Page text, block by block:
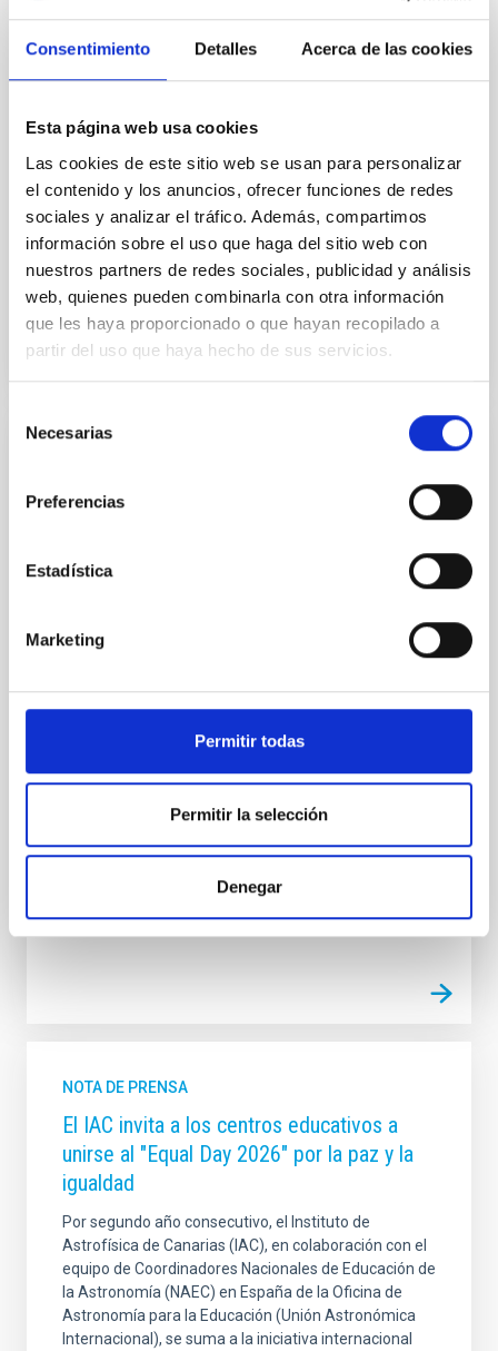
Consentimiento Detalles Acerca de las cookies
Esta página web usa cookies
Las cookies de este sitio web se usan para personalizar
el contenido y los anuncios, ofrecer funciones de redes
sociales y analizar el tráfico. Además, compartimos
información sobre el uso que haga del sitio web con
nuestros partners de redes sociales, publicidad y análisis
web, quienes pueden combinarla con otra información
que les haya proporcionado o que hayan recopilado a
partir del uso que haya hecho de sus servicios.
Necesarias
Preferencias
Estadística
Marketing
Permitir todas
Permitir la selección
Denegar
con Le Good ‘Cosmic’ Market dentro del entorno de la
agenda de actividades divulgativas que tendrán lugar
elección de la temática ‘ cosmic’ de esta cita en la
Cultura Científica (UC3) del IAC ha asesorado a la
organización del market para que toda su imagen y
materiales tengan respaldo científico avalado.
Además, el centro ofrece un programa
Fecha de publicación 02/10/2025 - 10:39:08
La comunidad educativa podrá prepararse
décadas: dos eclipses totales de Sol, en 2026 y 2027,
profesorado como la ciudadanía en general puedan
única que suponen estos eventos y hacer un
seguimiento seguro de los mismos, se pone en
de eclipses 2026-2027-2028", que se desarrollará del
5 mayo al 12 junio de 2026. La inscripción
Fecha de publicación 27/04/2026 - 10:30:23
NOTA DE PRENSA
El IAC invita a los centros educativos a
unirse al "Equal Day 2026" por la paz y la
igualdad
Por segundo año consecutivo, el Instituto de
Astrofísica de Canarias (IAC), en colaboración con el
equipo de Coordinadores Nacionales de Educación de
la Astronomía (NAEC) en España de la Oficina de
Astronomía para la Educación (Unión Astronómica
Internacional), se suma a la iniciativa internacional